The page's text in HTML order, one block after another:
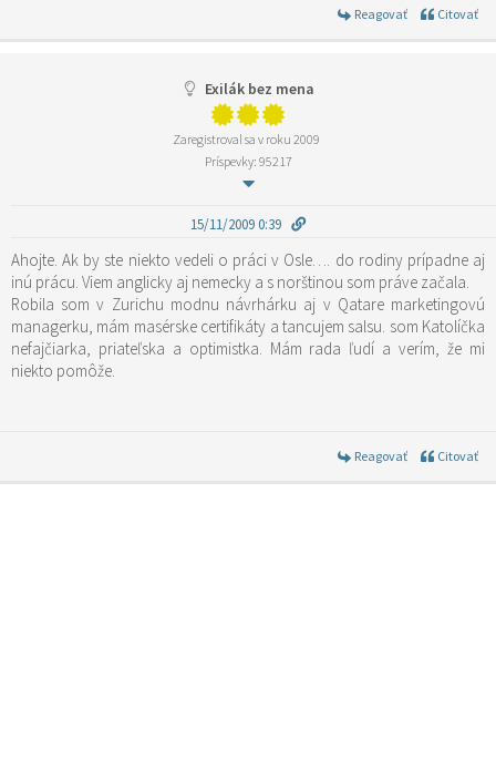
Reagovať Citovať
Exilák bez mena
Zaregistroval sa v roku 2009
Príspevky: 95217
15/11/2009 0:39
Ahojte. Ak by ste niekto vedeli o práci v Osle…. do rodiny prípadne aj
inú prácu. Viem anglicky aj nemecky a s norštinou som práve začala.
Robila som v Zurichu modnu návrhárku aj v Qatare marketingovú
managerku, mám masérske certifikáty a tancujem salsu. som Katolíčka
nefajčiarka, priateľska a optimistka. Mám rada ľudí a verím, že mi
niekto pomôže.
Reagovať Citovať